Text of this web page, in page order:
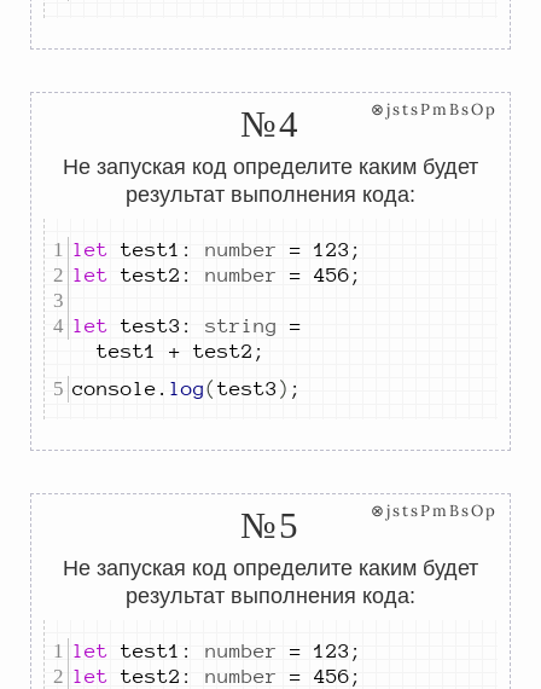
№4 ⊗jstsPmBsOp
Не запуская код определите каким будет
результат выполнения кода:
let test1 : number = 123 ;
let test2 : number = 456 ;
let test3 : string
=
test1
+ test2 ;
console . log( test3 ) ;
№5 ⊗jstsPmBsOp
Не запуская код определите каким будет
результат выполнения кода:
let test1 : number = 123 ;
let test2 : number = 456 ;